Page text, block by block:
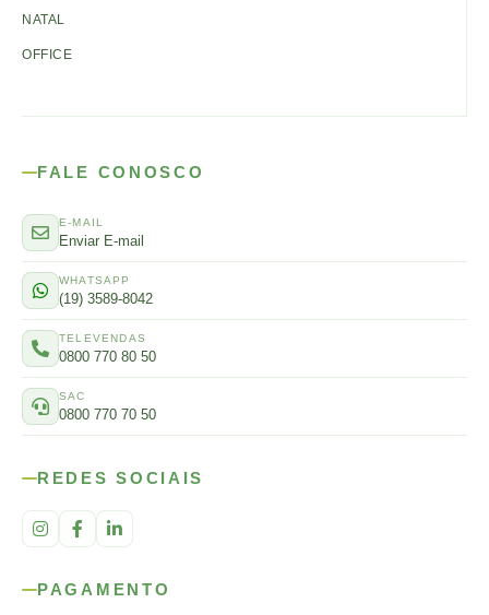
NATAL
OFFICE
FALE CONOSCO
E-MAIL
Enviar E-mail
WHATSAPP
(19) 3589-8042
TELEVENDAS
0800 770 80 50
SAC
0800 770 70 50
REDES SOCIAIS
PAGAMENTO